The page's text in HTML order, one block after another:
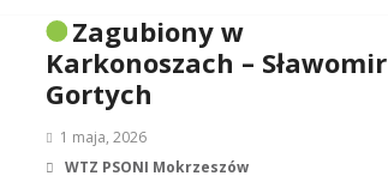
Zagubiony w
Karkonoszach – Sławomir
Gortych
1 maja, 2026
WTZ PSONI Mokrzeszów